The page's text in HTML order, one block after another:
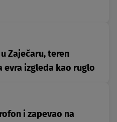
Zaječaru, teren
izgleda kao ruglo
i zapevao na